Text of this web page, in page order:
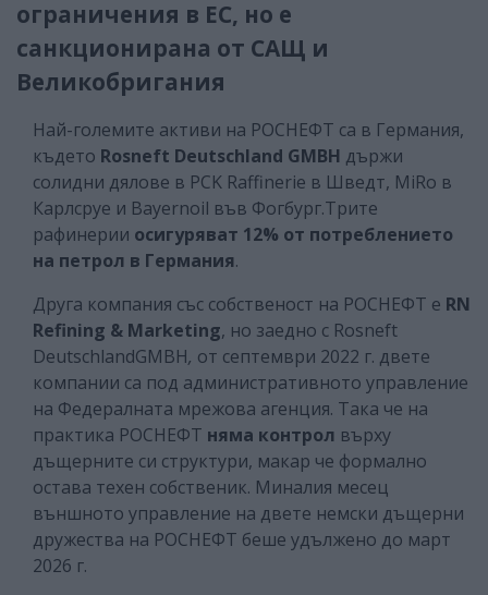
ограничения в ЕС, но е
санкционирана от САЩ и
Великобригания
Най-големите активи на РОСНЕФТ са в Германия,
където Rosneft Deutschland GMBH държи
солидни дялове в PCK Raffinerie в Шведт, MiRo в
Карлсруе и Bayernoil във Фогбург.Трите
рафинерии осигуряват 12% от потреблението
на петрол в Германия.
Друга компания със собственост на РОСНЕФТ е RN
Refining & Marketing, но заедно с Rosneft
DeutschlandGMBH, от септември 2022 г. двете
компании са под административното управление
на Федералната мрежова агенция. Така че на
практика РОСНЕФТ няма контрол върху
дъщерните си структури, макар че формално
остава техен собственик. Миналия месец
външното управление на двете немски дъщерни
дружества на РОСНЕФТ беше удължено до март
2026 г.